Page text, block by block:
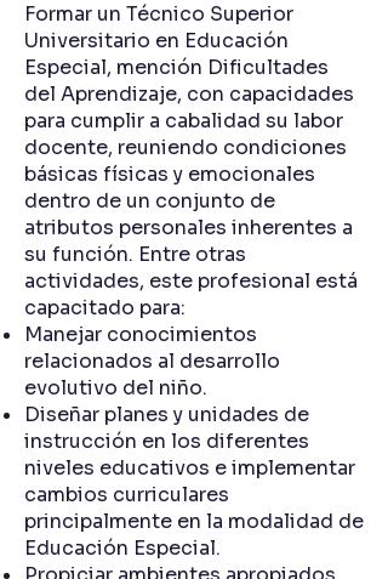
Formar un Técnico Superior
Universitario en Educación
Especial, mención Dificultades
del Aprendizaje, con capacidades
para cumplir a cabalidad su labor
docente, reuniendo condiciones
básicas físicas y emocionales
dentro de un conjunto de
atributos personales inherentes a
su función. Entre otras
actividades, este profesional está
capacitado para:
Manejar conocimientos
relacionados al desarrollo
evolutivo del niño.
Diseñar planes y unidades de
instrucción en los diferentes
niveles educativos e implementar
cambios curriculares
principalmente en la modalidad de
Educación Especial.